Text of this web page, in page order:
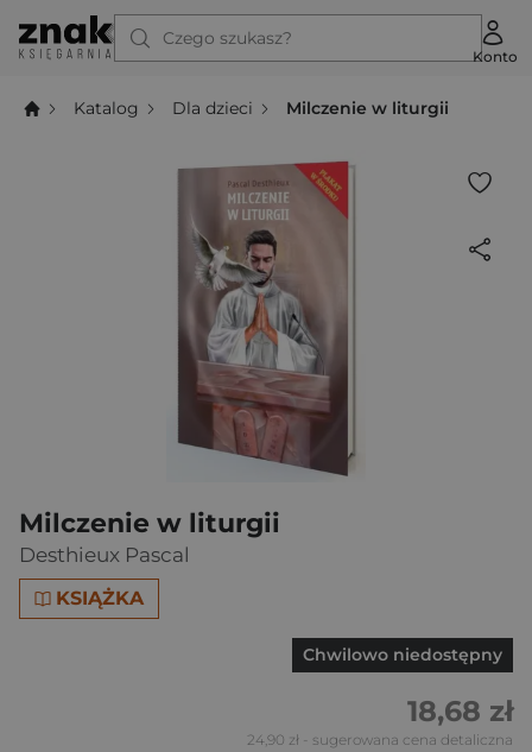
Czego szukasz?
Konto
Katalog Dla dzieci Milczenie w liturgii
Milczenie w liturgii
Desthieux Pascal
KSIĄŻKA
Chwilowo niedostępny
18,68 zł
24,90 zł - sugerowana cena detaliczna